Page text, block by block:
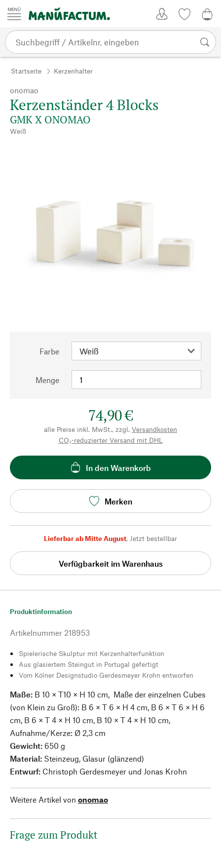
Zum Inhalt springen
Startseite Kerzenhalter
onomao
Kerzenständer 4 Blocks
GMK X ONOMAO
Weiß
Farbe
Menge
74,90 €
alle Preise inkl. MwSt., zzgl. Versandkosten
CO₂-reduzierter Versand mit DHL
In den Warenkorb
Merken
Lieferbar ab Mitte August, Jetzt bestellbar
Verfügbarkeit im Warenhaus
Produktinformation
Artikelnummer 218953
Spielerische Skulptur mit Kerzenhalterfunktion
Aus glasiertem Steingut in Portugal gefertigt
Vom Kölner Designstudio Gerdesmeyer Krohn entworfen
Maße: B 10 × T10 × H 10 cm, Maße der einzelnen Cubes
(von Klein zu Groß): B 6 × T 6 × H 4 cm, B 6 × T 6 × H 6
cm, B 6 × T 4 × H 10 cm, B 10 × T 4 × H 10 cm,
Aufnahme/Kerze: Ø 2,3 cm
Gewicht: 650 g
Material: Steinzeug, Glasur (glänzend)
Entwurf: Christoph Gerdesmeyer und Jonas Krohn
Weitere Artikel von onomao
Frage zum Produkt